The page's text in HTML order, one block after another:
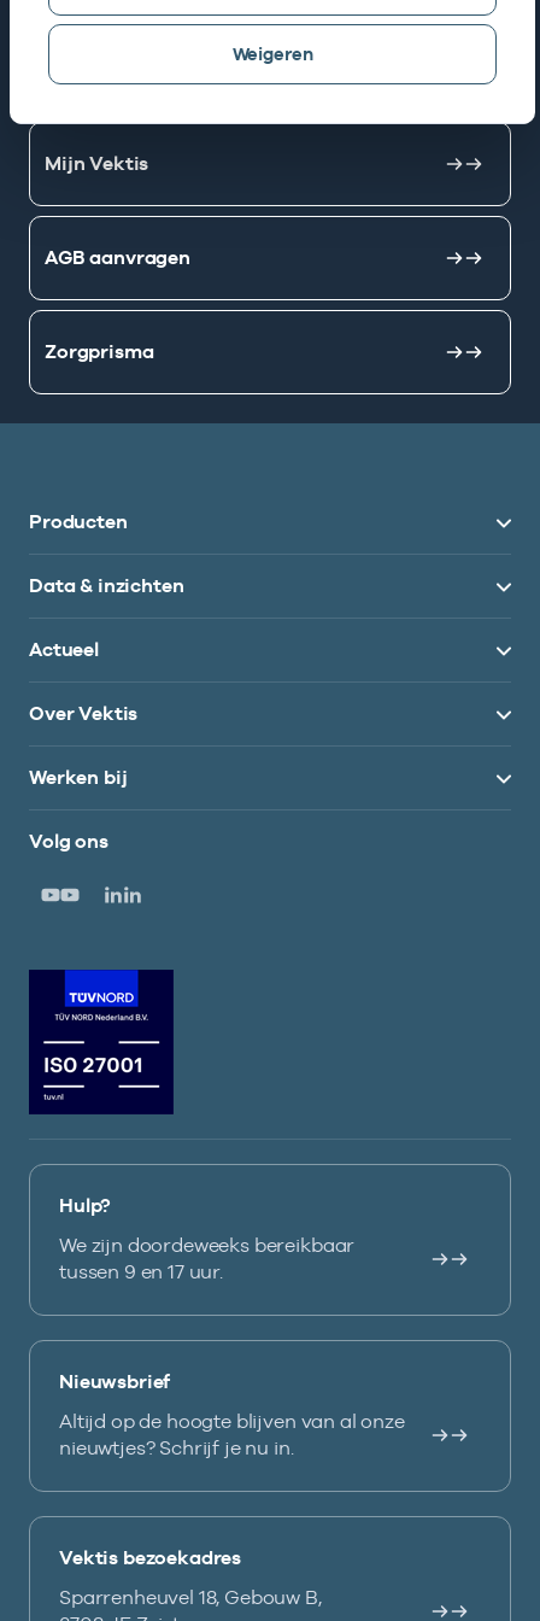
Weigeren
AGB zoeken
Mijn Vektis
AGB aanvragen
Zorgprisma
Producten
Data & inzichten
Actueel
Over Vektis
Werken bij
Volg ons
Hulp?
We zijn doordeweeks bereikbaar
tussen 9 en 17 uur.
Nieuwsbrief
Altijd op de hoogte blijven van al onze
nieuwtjes? Schrijf je nu in.
Vektis bezoekadres
Sparrenheuvel 18, Gebouw B,